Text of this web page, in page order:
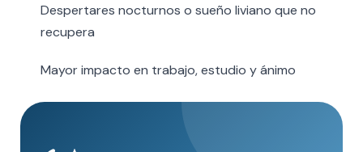
Despertares nocturnos o sueño liviano que no
recupera
Mayor impacto en trabajo, estudio y ánimo